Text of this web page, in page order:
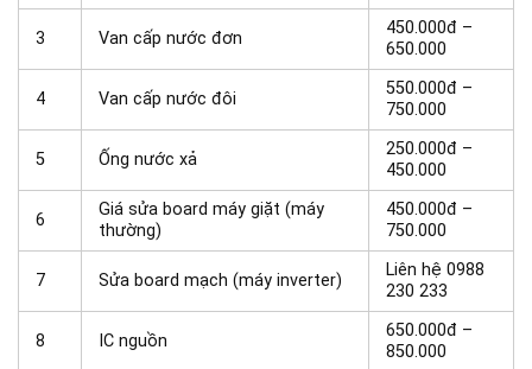
3 Van cấp nước đơn
450.000đ –
650.000
4 Van cấp nước đôi
550.000đ –
750.000
5 Ống nước xả
250.000đ –
450.000
6
Giá sửa board máy giặt (máy
thường)
450.000đ –
750.000
7 Sửa board mạch (máy inverter)
Liên hệ 0988
230 233
8 IC nguồn
650.000đ –
850.000